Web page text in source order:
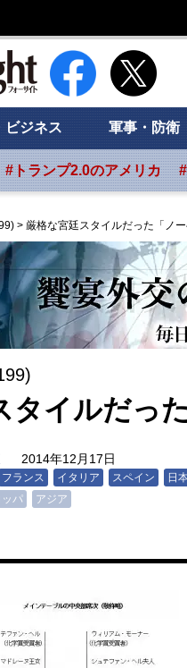
新潮社 Foresight フォ
ビジネス 軍事・防衛
#トランプ2.0のアメリカ
> 厳格な宮廷スタイルだった「ノー
タイルだっ
2014年12月17日
フランス イタリア スペイン 日
ッパ アジア